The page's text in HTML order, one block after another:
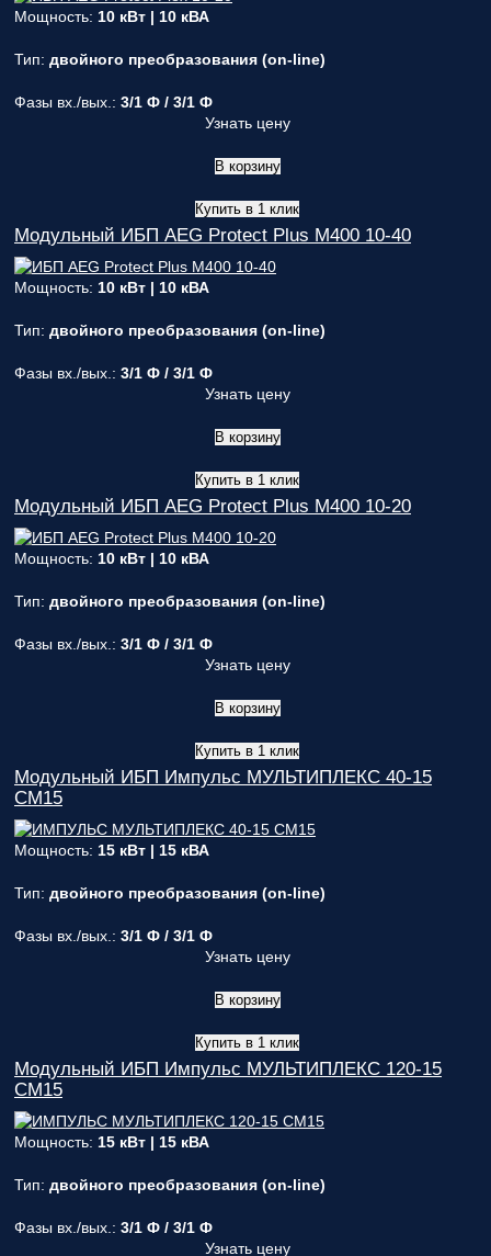
Мощность: 10 кВт | 10 кВА
Тип: двойного преобразования (on-line)
Фазы вх./вых.: 3/1 Ф / 3/1 Ф
Узнать цену
В корзину
Купить в 1 клик
Модульный ИБП AEG Protect Plus M400 10-40
Мощность: 10 кВт | 10 кВА
Тип: двойного преобразования (on-line)
Фазы вх./вых.: 3/1 Ф / 3/1 Ф
Узнать цену
В корзину
Купить в 1 клик
Модульный ИБП AEG Protect Plus M400 10-20
Мощность: 10 кВт | 10 кВА
Тип: двойного преобразования (on-line)
Фазы вх./вых.: 3/1 Ф / 3/1 Ф
Узнать цену
В корзину
Купить в 1 клик
Модульный ИБП Импульс МУЛЬТИПЛЕКС 40-15
СМ15
Мощность: 15 кВт | 15 кВА
Тип: двойного преобразования (on-line)
Фазы вх./вых.: 3/1 Ф / 3/1 Ф
Узнать цену
В корзину
Купить в 1 клик
Модульный ИБП Импульс МУЛЬТИПЛЕКС 120-15
СМ15
Мощность: 15 кВт | 15 кВА
Тип: двойного преобразования (on-line)
Фазы вх./вых.: 3/1 Ф / 3/1 Ф
Узнать цену